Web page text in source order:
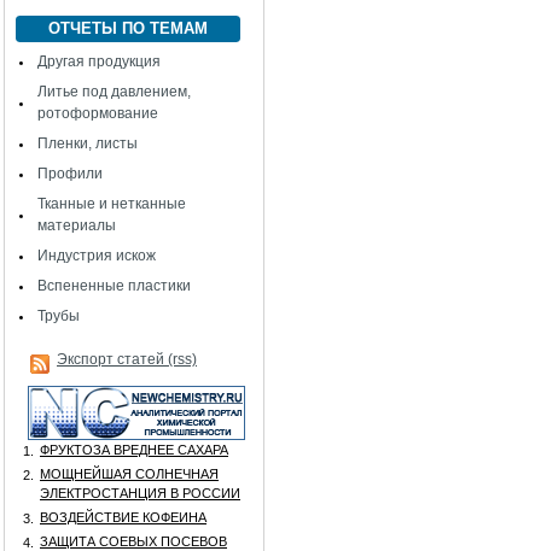
ОТЧЕТЫ ПО ТЕМАМ
Другая продукция
Литье под давлением,
ротоформование
Пленки, листы
Профили
Тканные и нетканные
материалы
Индустрия искож
Вспененные пластики
Трубы
Экспорт статей (rss)
1.
ФРУКТОЗА ВРЕДНЕЕ САХАРА
2.
МОЩНЕЙШАЯ СОЛНЕЧНАЯ
ЭЛЕКТРОСТАНЦИЯ В РОССИИ
3.
ВОЗДЕЙСТВИЕ КОФЕИНА
4.
ЗАЩИТА СОЕВЫХ ПОСЕВОВ